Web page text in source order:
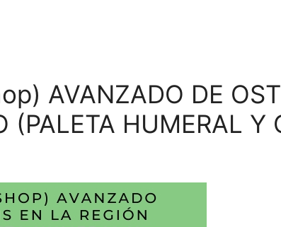
AVANZADO DE
(PALETA HUMERAL Y